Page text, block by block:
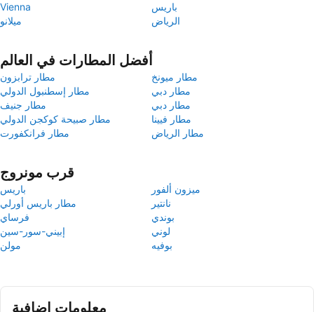
Vienna
باريس
ميلانو
الرياض
أفضل المطارات في العالم
مطار ترابزون
مطار ميونخ
مطار إسطنبول الدولي
مطار دبي
مطار جنيف
مطار دبي
مطار صبيحة كوكجن الدولي
مطار فيينا
مطار فرانكفورت
مطار الرياض
قرب مونروج
باريس
ميزون ألفور
مطار باريس أورلي
نانتير
فرساي
بوندي
إبيني-سور-سين
لوني
مولن
بوفيه
معلومات إضافية